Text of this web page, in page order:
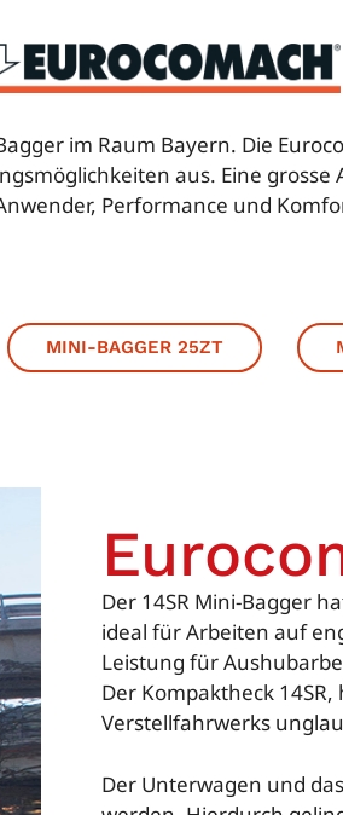
im Raum Bayern. Die
aus. Eine
Performance und
MINI-BAGGER 25ZT
Der 14SR Mini-Bagger
ideal für Arbeiten auf
Leistung für
Der Kompaktheck
Verstellfahrwerks
Der Unterwagen und